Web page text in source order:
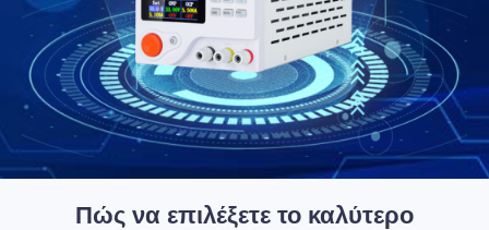
Πώς να επιλέξετε το καλύτερο